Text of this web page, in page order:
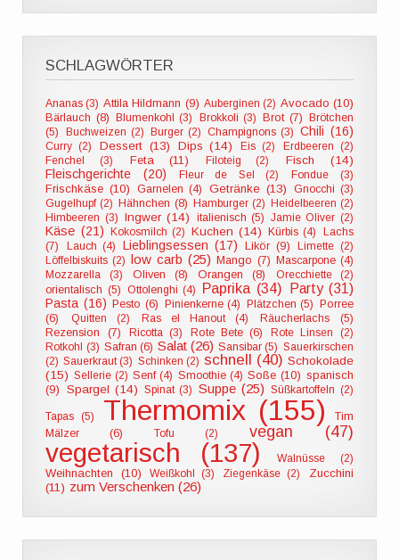
SCHLAGWÖRTER
Ananas (3) Attila Hildmann (9) Auberginen (2) Avocado (10)
Bärlauch (8)
Blumenkohl (3) Brokkoli (3) Brot (7)
Brötchen
(5)
Buchweizen (2) Burger (2) Champignons (3) Chili (16)
Curry (2) Dessert (13) Dips (14) Eis (2)
Erdbeeren (2)
Fenchel (3)
Feta (11) Filoteig (2) Fisch (14)
Fleischgerichte (20) Fleur de Sel (2) Fondue (3)
Frischkäse (10) Garnelen (4) Getränke (13)
Gnocchi (3)
Gugelhupf (2) Hähnchen (8) Hamburger (2)
Heidelbeeren (2)
Himbeeren (3) Ingwer (14) italienisch (5) Jamie Oliver (2)
Käse (21) Kokosmilch (2) Kuchen (14) Kürbis (4)
Lachs
(7)
Lauch (4) Lieblingsessen (17) Likör (9)
Limette (2)
Löffelbiskuits (2) low carb (25) Mango (7)
Mascarpone (4)
Mozzarella (3)
Oliven (8) Orangen (8)
Orecchiette (2)
orientalisch (5) Ottolenghi (4) Paprika (34) Party (31)
Pasta (16) Pesto (6) Pinienkerne (4) Plätzchen (5)
Porree
(6)
Quitten (2) Ras el Hanout (4)
Räucherlachs (5)
Rezension (7)
Ricotta (3) Rote Bete (6)
Rote Linsen (2)
Rotkohl (3) Safran (6) Salat (26) Sansibar (5) Sauerkirschen
(2) Sauerkraut (3) Schinken (2) schnell (40) Schokolade
(15) Sellerie (2) Senf (4) Smoothie (4) Soße (10) spanisch
(9) Spargel (14) Spinat (3) Suppe (25) Süßkartoffeln (2)
Tapas (5) Thermomix (155)
Tim
Mälzer (6)
Tofu (2) vegan (47)
vegetarisch (137) Walnüsse (2)
Weihnachten (10) Weißkohl (3) Ziegenkäse (2)
Zucchini
(11) zum Verschenken (26)